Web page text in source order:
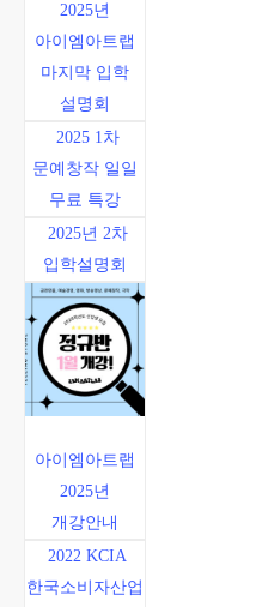
2025년
아이엠아트랩
마지막 입학
설명회
2025 1차
문예창작 일일
무료 특강
2025년 2차
입학설명회
아이엠아트랩
2025년
개강안내
2022 KCIA
한국소비자산업